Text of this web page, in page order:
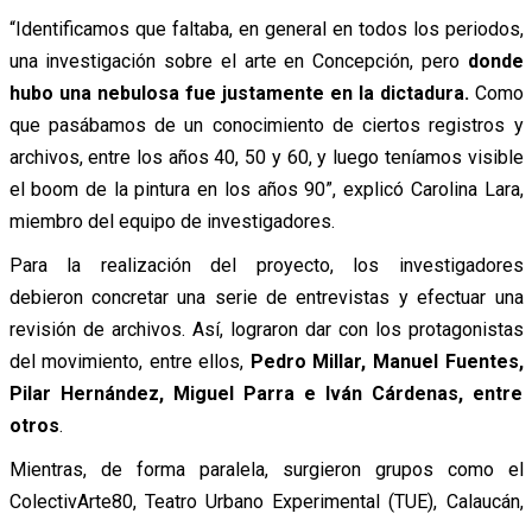
“Identificamos que faltaba, en general en todos los periodos,
una investigación sobre el arte en Concepción, perodonde
hubo una nebulosa fue justamente en la dictadura. Como
que pasábamos de un conocimiento de ciertos registros y
archivos, entre los años 40, 50 y 60, y luego teníamos visible
el boom de la pintura en los años 90”, explicó Carolina Lara,
miembro del equipo de investigadores.
Para la realización del proyecto, los investigadores
debieron concretar una serie de entrevistas y efectuar una
revisión de archivos. Así, lograron dar con los protagonistas
del movimiento, entre ellos, Pedro Millar, Manuel Fuentes,
Pilar Hernández, Miguel Parra e Iván Cárdenas, entre
otros.
Mientras, de forma paralela, surgieron grupos como el
ColectivArte80, Teatro Urbano Experimental (TUE), Calaucán,